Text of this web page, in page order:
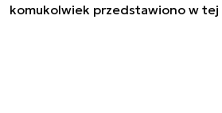
komukolwiek przedstawiono w tej